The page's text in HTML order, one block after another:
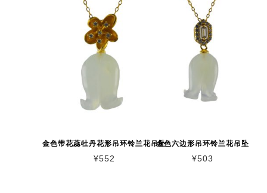
金色带花蕊牡丹花形吊环铃兰花吊坠
¥552
金色六边形吊环铃兰花吊坠
¥503